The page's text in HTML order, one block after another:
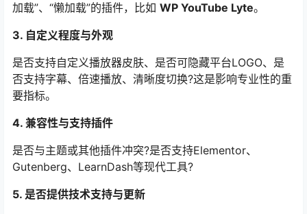
加载”、“懒加载”的插件，比如 WP YouTube Lyte。
3. 自定义程度与外观
是否支持自定义播放器皮肤、是否可隐藏平台LOGO、是
否支持字幕、倍速播放、清晰度切换?这是影响专业性的重
要指标。
4. 兼容性与支持插件
是否与主题或其他插件冲突?是否支持Elementor、
Gutenberg、LearnDash等现代工具?
5. 是否提供技术支持与更新